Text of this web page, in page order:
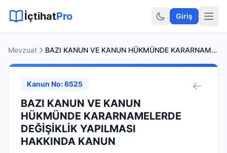
Hukuki Araçlar
İçtihatPro Giriş
Mevzuat BAZI KANUN VE KANUN HÜKMÜNDE KARARNAMELERDE DEĞİŞİKLİK YAPILMASI HAKKINDA KANUN
Kanun No: 6525
BAZI KANUN VE KANUN
HÜKMÜNDE KARARNAMELERDE
DEĞİŞİKLİK YAPILMASI
HAKKINDA KANUN